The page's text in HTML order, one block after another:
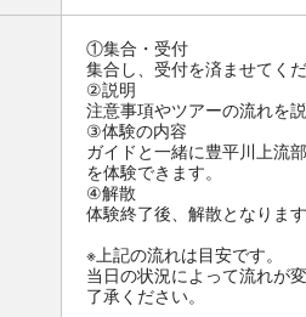
①集合・受付
集合し、受付を済ませてくだ
②説明
注意事項やツアーの流れを説
③体験の内容
ガイドと一緒に豊平川上流
を体験できます。
④解散
体験終了後、解散となります
※上記の流れは目安です。
当日の状況によって流れが
了承ください。